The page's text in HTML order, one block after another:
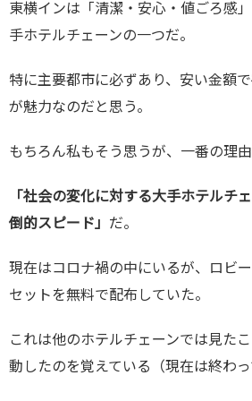
東横インは「清潔・安心・値ごろ感
手ホテルチェーンの一つだ。
特に主要都市に必ずあり、安い金額
が魅力なのだと思う。
もちろん私もそう思うが、一番の理
「社会の変化に対する大手ホテルチ
倒的スピード」 だ。
現在はコロナ禍の中にいるが、ロビ
セットを無料で配布していた。
これは他のホテルチェーンでは見た
動したのを覚えている（現在は終わっ